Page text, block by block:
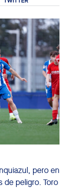
pero en
de peligro. Toro